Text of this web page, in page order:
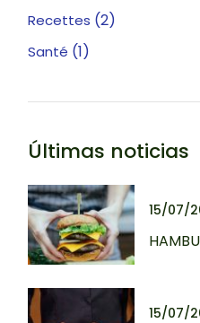
Recettes (2)
Santé (1)
Últimas noticias
15/07/
15/07/